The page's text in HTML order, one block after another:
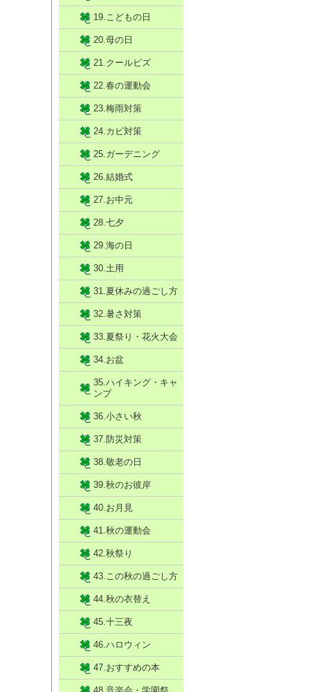
19.こどもの日
20.母の日
21.クールビズ
22.春の運動会
23.梅雨対策
24.カビ対策
25.ガーデニング
26.結婚式
27.お中元
28.七夕
29.海の日
30.土用
31.夏休みの過ごし方
32.暑さ対策
33.夏祭り・花火大会
34.お盆
35.ハイキング・キャ
ンプ
36.小さい秋
37.防災対策
38.敬老の日
39.秋のお彼岸
40.お月見
41.秋の運動会
42.秋祭り
43.この秋の過ごし方
44.秋の衣替え
45.十三夜
46.ハロウィン
47.おすすめの本
48.音楽会・学園祭